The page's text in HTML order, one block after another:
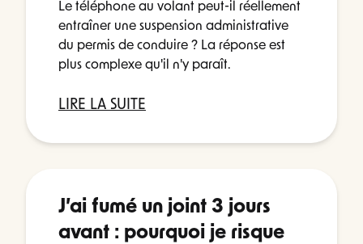
Le téléphone au volant peut-il réellement
entraîner une suspension administrative
du permis de conduire ? La réponse est
plus complexe qu'il n'y paraît.
LIRE LA SUITE
J’ai fumé un joint 3 jours
avant : pourquoi je risque